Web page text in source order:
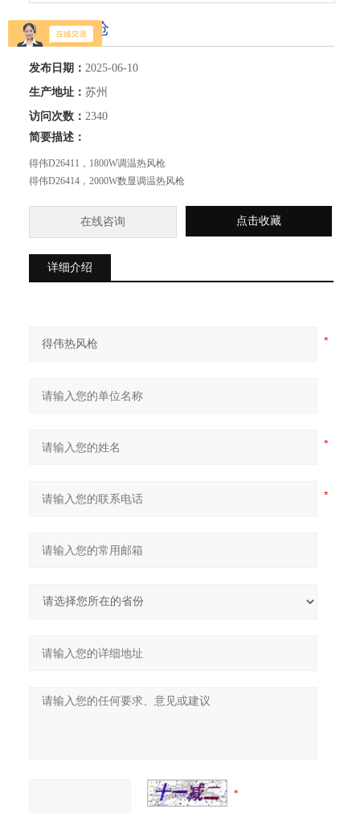
得伟热风枪
发布日期： 2025-06-10
生产地址： 苏州
访问次数： 2340
简要描述：
得伟D26411，1800W调温热风枪
得伟D26414，2000W数显调温热风枪
在线咨询 点击收藏
详细介绍